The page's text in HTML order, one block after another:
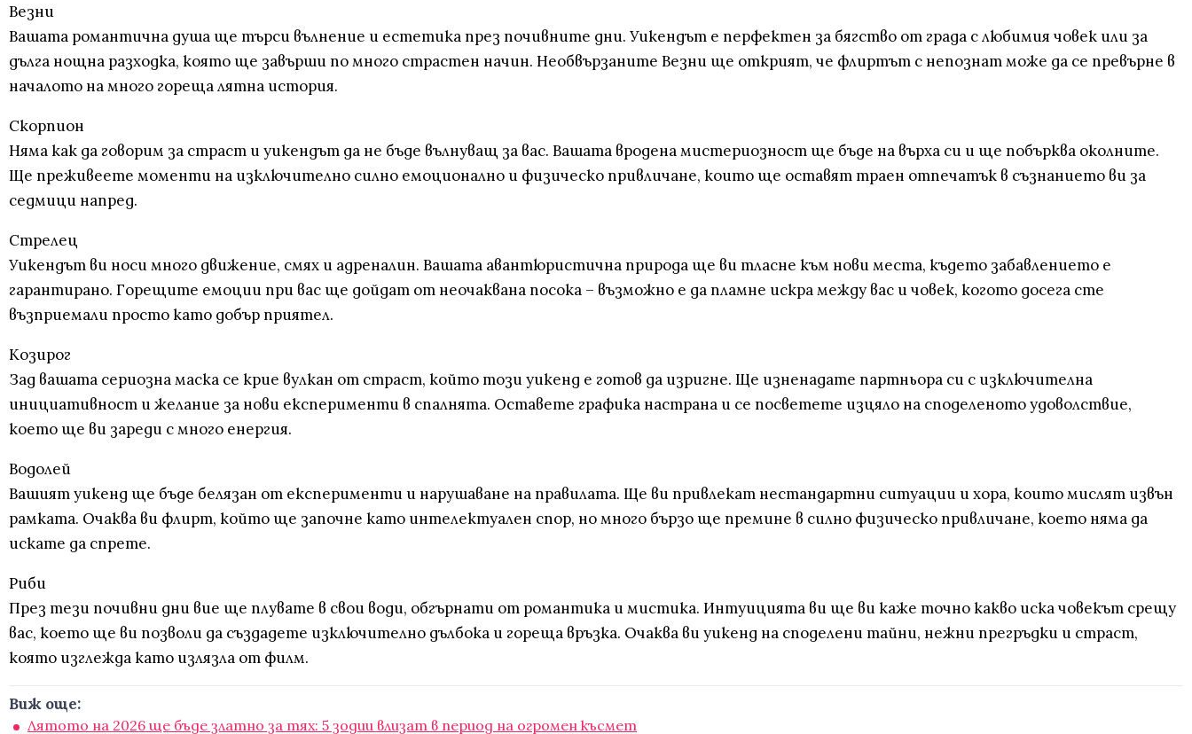
Везни
Вашата романтична душа ще търси вълнение и естетика през почивните дни. Уикендът е перфектен за бягство от града с любимия човек или за
дълга нощна разходка, която ще завърши по много страстен начин. Необвързаните Везни ще открият, че флиртът с непознат може да се превърне в
началото на много гореща лятна история.
Скорпион
Няма как да говорим за страст и уикендът да не бъде вълнуващ за вас. Вашата вродена мистериозност ще бъде на върха си и ще побърква околните.
Ще преживеете моменти на изключително силно емоционално и физическо привличане, които ще оставят траен отпечатък в съзнанието ви за
седмици напред.
Стрелец
Уикендът ви носи много движение, смях и адреналин. Вашата авантюристична природа ще ви тласне към нови места, където забавлението е
гарантирано. Горещите емоции при вас ще дойдат от неочаквана посока – възможно е да пламне искра между вас и човек, когото досега сте
възприемали просто като добър приятел.
Козирог
Зад вашата сериозна маска се крие вулкан от страст, който този уикенд е готов да изригне. Ще изненадате партньора си с изключителна
инициативност и желание за нови експерименти в спалнята. Оставете графика настрана и се посветете изцяло на споделеното удоволствие,
което ще ви зареди с много енергия.
Водолей
Вашият уикенд ще бъде белязан от експерименти и нарушаване на правилата. Ще ви привлекат нестандартни ситуации и хора, които мислят извън
рамката. Очаква ви флирт, който ще започне като интелектуален спор, но много бързо ще премине в силно физическо привличане, което няма да
искате да спрете.
Риби
През тези почивни дни вие ще плувате в свои води, обгърнати от романтика и мистика. Интуицията ви ще ви каже точно какво иска човекът срещу
вас, което ще ви позволи да създадете изключително дълбока и гореща връзка. Очаква ви уикенд на споделени тайни, нежни прегръдки и страст,
която изглежда като излязла от филм.
Виж още:
Лятото на 2026 ще бъде златно за тях: 5 зодии влизат в период на огромен късмет